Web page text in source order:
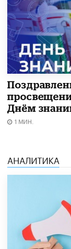
Днём
1 МИН.
АНАЛИТИКА